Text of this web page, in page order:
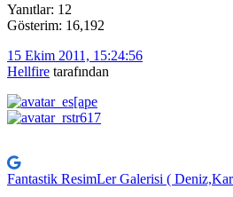
Yanıtlar: 12
Gösterim: 16,192
15 Ekim 2011, 15:24:56
Hellfire tarafından
Fantastik ResimLer Galerisi (